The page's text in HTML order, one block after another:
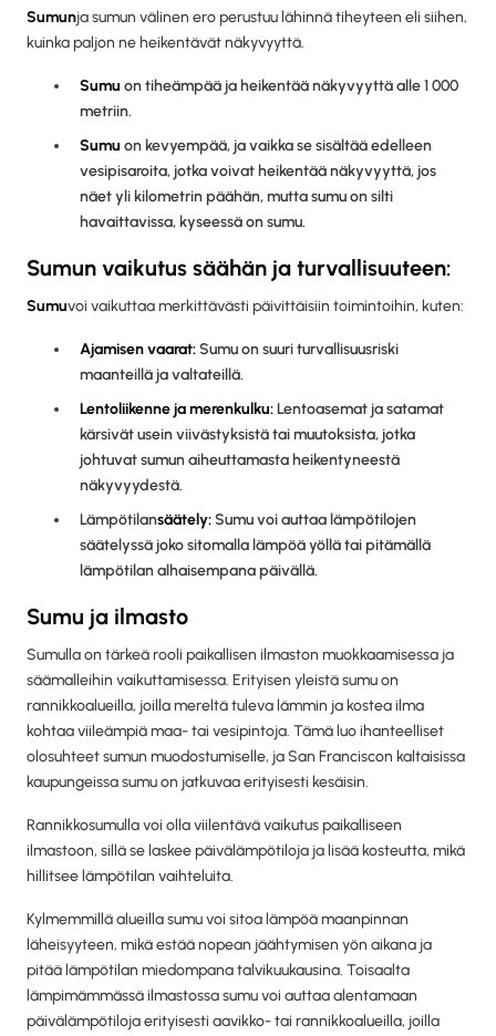
‍Sumunja sumun välinen ero perustuu lähinnä tiheyteen eli siihen,
kuinka paljon ne heikentävät näkyvyyttä.
Sumu on tiheämpää ja heikentää näkyvyyttä alle 1 000
metriin.
Sumu on kevyempää, ja vaikka se sisältää edelleen
vesipisaroita, jotka voivat heikentää näkyvyyttä, jos
näet yli kilometrin päähän, mutta sumu on silti
havaittavissa, kyseessä on sumu.
Sumun vaikutus säähän ja turvallisuuteen:
‍Sumuvoi vaikuttaa merkittävästi päivittäisiin toimintoihin, kuten:
Ajamisen vaarat:Sumu on suuri turvallisuusriski
maanteillä ja valtateillä.
Lentoliikenne ja merenkulku:Lentoasemat ja satamat
kärsivät usein viivästyksistä tai muutoksista, jotka
johtuvat sumun aiheuttamasta heikentyneestä
näkyvyydestä.
‍Lämpötilansäätely:Sumu voi auttaa lämpötilojen
säätelyssä joko sitomalla lämpöä yöllä tai pitämällä
lämpötilan alhaisempana päivällä.
Sumu ja ilmasto
Sumulla on tärkeä rooli paikallisen ilmaston muokkaamisessa ja
säämalleihin vaikuttamisessa. Erityisen yleistä sumu on
rannikkoalueilla, joilla mereltä tuleva lämmin ja kostea ilma
kohtaa viileämpiä maa- tai vesipintoja. Tämä luo ihanteelliset
olosuhteet sumun muodostumiselle, ja San Franciscon kaltaisissa
kaupungeissa sumu on jatkuvaa erityisesti kesäisin.
Rannikkosumulla voi olla viilentävä vaikutus paikalliseen
ilmastoon, sillä se laskee päivälämpötiloja ja lisää kosteutta, mikä
hillitsee lämpötilan vaihteluita.
Kylmemmillä alueilla sumu voi sitoa lämpöä maanpinnan
läheisyyteen, mikä estää nopean jäähtymisen yön aikana ja
pitää lämpötilan miedompana talvikuukausina. Toisaalta
lämpimämmässä ilmastossa sumu voi auttaa alentamaan
päivälämpötiloja erityisesti aavikko- tai rannikkoalueilla, joilla